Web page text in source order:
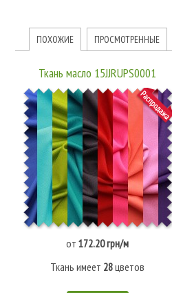
ПОХОЖИЕ ПРОСМОТРЕННЫЕ
Ткань масло 15JJRUPS0001
от172.20 грн/м
Ткань имеет 28цветов